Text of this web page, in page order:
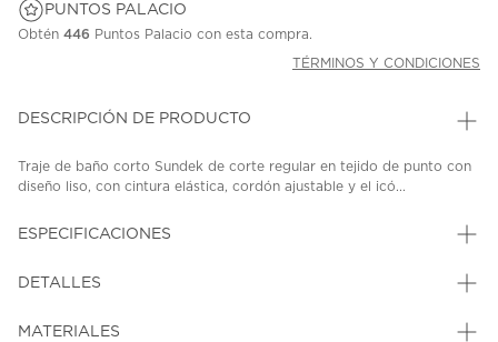
PUNTOS PALACIO
Obtén 446 Puntos Palacio con esta compra.
TÉRMINOS Y CONDICIONES
DESCRIPCIÓN DE PRODUCTO
Traje de baño corto Sundek de corte regular en tejido de punto con
diseño liso, con cintura elástica, cordón ajustable y el icó...
ESPECIFICACIONES
DETALLES
MATERIALES